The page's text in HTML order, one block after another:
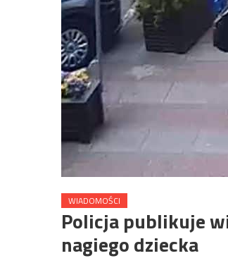
WIADOMOŚCI
Policja publikuje
nagiego dziecka